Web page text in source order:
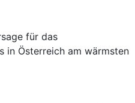
für das
in Österreich am wärmsten